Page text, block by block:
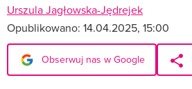
Urszula Jagłowska-Jędrejek
Opublikowano: 14.04.2025, 15:00
Obserwuj nas w Google